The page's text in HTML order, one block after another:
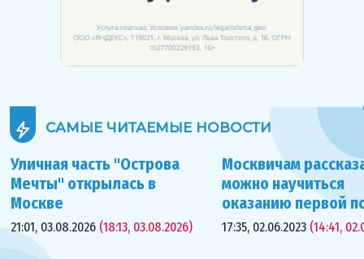
САМЫЕ ЧИТАЕМЫЕ НОВОСТИ
Уличная часть "Острова
Мечты" открылась в
Москве
21:01, 03.08.2026 (18:13, 03.08.2026)
Москвичам
можно научиться
оказанию первой
17:35, 02.06.2023 (14:41,